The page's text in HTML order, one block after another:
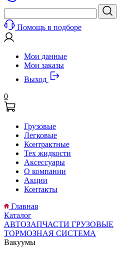
Помощь в подборе
Мои данные
Мои заказы
Выход
0
Грузовые
Легковые
Контрактные
Тех жидкости
Аксессуары
О компании
Акции
Контакты
Главная
Каталог
АВТОЗАПЧАСТИ ГРУЗОВЫЕ
ТОРМОЗНАЯ СИСТЕМА
Вакуумы